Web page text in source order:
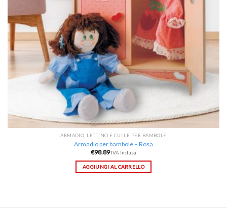
ARMADIO, LETTINO E CULLE PER BAMBOLE
Armadio per bambole – Rosa
€98.89 IVA Inclusa
AGGIUNGI AL CARRELLO